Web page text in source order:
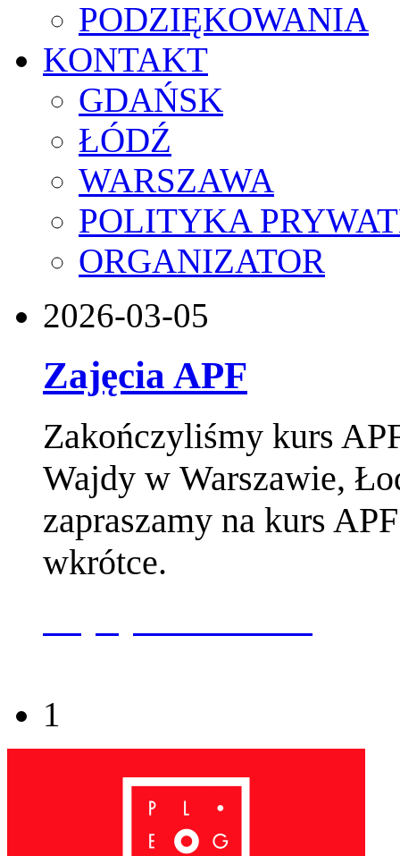
PODZIĘKOWANIA
KONTAKT
GDAŃSK
ŁÓDŹ
WARSZAWA
POLITYKA
ORGANIZATOR
2026-03-05
Zajęcia APF
Zakończyliśmy kurs
Wajdy w Warszawie,
zapraszamy na kurs
wkrótce.
1